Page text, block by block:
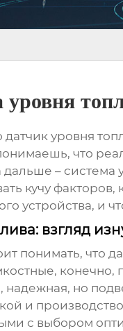
уровня
датчик уровня
что
дальше – система
кучу
устройства, и
взгляд
понимать, что
конечно,
надежная, но
и
с выбором